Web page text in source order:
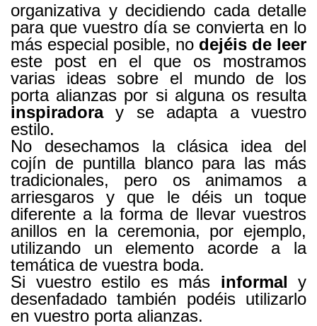
organizativa y decidiendo cada detalle
para que vuestro día se convierta en lo
más especial posible, no dejéis de leer
este post en el que os mostramos
varias ideas sobre el mundo de los
porta alianzas por si alguna os resulta
inspiradoray se adapta a vuestro
estilo.
No desechamos la clásica idea del
cojín de puntilla blanco para las más
tradicionales, pero os animamos a
arriesgaros y que le déis un toque
diferente a la forma de llevar vuestros
anillos en la ceremonia, por ejemplo,
utilizando un elemento acorde a la
temática de vuestra boda.
Si vuestro estilo es más informal y
desenfadado también podéis utilizarlo
en vuestro porta alianzas.